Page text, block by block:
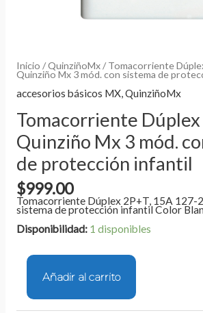
Inicio /QuinziñoMx/ Tomacorriente
Quinziño Mx 3 mód. con sistema de
accesorios básicos MX,QuinziñoMx
Tomacorriente Dúplex
Quinziño Mx 3 mód.
de protección infantil
$999.00
Tomacorriente Dúplex 2P+T, 15A 127-
sistema de protección infantil Color
Disponibilidad: 1 disponibles
Añadir al carrito